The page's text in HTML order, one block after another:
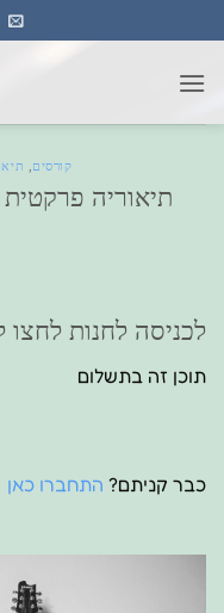
to
content
קורסים
תיאוריה
לכניסה לחנות
תוכן זה בתשלום
כבר קניתם? התחברו כאן